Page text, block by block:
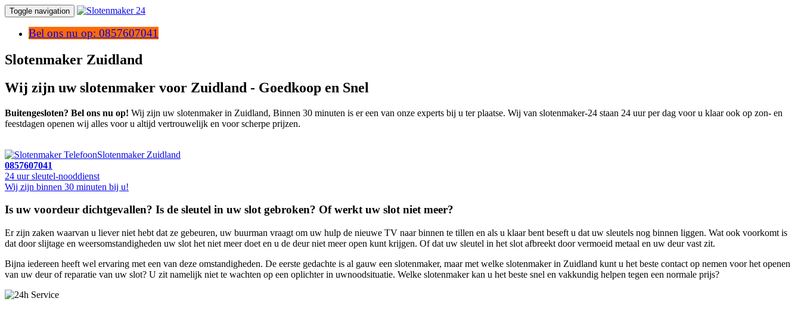
Toggle navigation
Bel ons nu op: 0857607041
Slotenmaker Zuidland
Wij zijn uw slotenmaker voor Zuidland - Goedkoop en Snel
Buitengesloten? Bel ons nu op! Wij zijn uw slotenmaker in Zuidland, Binnen 30 minuten is er een van onze experts bij u ter plaatse. Wij van slotenmaker-24 staan 24 uur per dag voor u klaar ook op zon- en
feestdagen openen wij alles voor u altijd vertrouwelijk en voor scherpe prijzen.
Slotenmaker Zuidland
0857607041
24 uur sleutel-nooddienst
Wij zijn binnen 30 minuten bij u!
Is uw voordeur dichtgevallen? Is de sleutel in uw slot gebroken? Of werkt uw slot niet meer?
Er zijn zaken waarvan u liever niet hebt dat ze gebeuren, uw buurman vraagt om uw hulp de nieuwe TV naar binnen te tillen en als u klaar bent beseft u dat uw sleutels nog binnen liggen. Wat ook voorkomt is
dat door slijtage en weersomstandigheden uw slot het niet meer doet en u de deur niet meer open kunt krijgen. Of dat uw sleutel in het slot afbreekt door vermoeid metaal en uw deur vast zit.
Bijna iedereen heeft wel ervaring met een van deze omstandigheden. De eerste gedachte is al gauw een slotenmaker, maar met welke slotenmaker in Zuidland kunt u het beste contact op nemen voor het openen
van uw deur of reparatie van uw slot? U zit namelijk niet te wachten op een oplichter in uwnoodsituatie. Welke slotenmaker kan u het beste snel en vakkundig helpen tegen een normale prijs?